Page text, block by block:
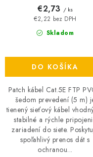
Skladom
€2,22 bez DPH
€2,73 / ks
DO KOŠÍKA
Patch kábel Cat.5E FTP
šedom prevedení (5 m)
tienený sieťový kábel
stabilné a rýchle
zariadení do siete.
spoľahlivý prenos dát s
ochranou...